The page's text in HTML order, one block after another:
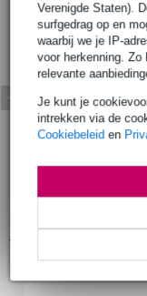
Verenigde Staten).
surfgedrag op en
waarbij we je IP-
voor herkenning. Zo
relevante
Je kunt je
intrekken via de
Cookiebeleid en
Accessoires (7)